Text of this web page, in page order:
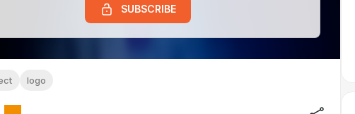
SUBSCRIBE
logo